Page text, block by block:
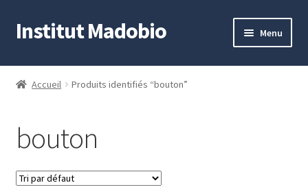
Aller
à
navigation
Aller
au
Institut Madobio Menu
Accueil
Mon compte
Panier
Accueil Produits identifiés “bouton”
bouton